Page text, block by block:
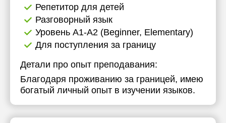
Репетитор для детей
Разговорный язык
Уровень А1-А2 (Beginner, Elementary)
Для поступления за границу
Детали про опыт преподавания:
Благодаря проживанию за границей, имею
богатый личный опыт в изучении языков.